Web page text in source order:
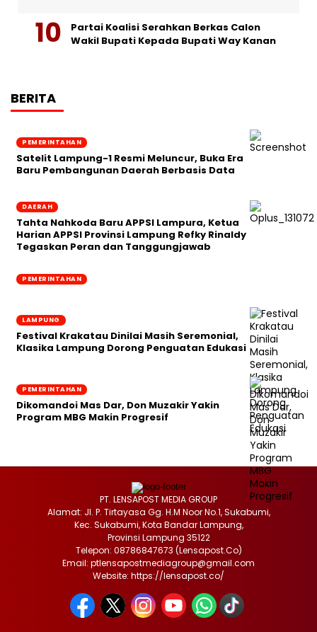
Partai Koalisi Serahkan Berkas Calon
Wakil Bupati Kepada Bupati Way Kanan
BERITA
PEMERINTAHAN
Satelit Lampung-1 Resmi Meluncur, Buka Era
Baru Pembangunan Daerah Berbasis Data
DAERAH
Tahta Nahkoda Baru APPSI Lampura, Ketua
Harian APPSI Provinsi Lampung Refky Rinaldy
Tegaskan Peran dan Tanggungjawab
PEMERINTAHAN
LAMPUNG
Festival Krakatau Dinilai Masih Seremonial,
Klasika Lampung Dorong Penguatan Edukasi
PEMERINTAHAN
Dikomandoi Mas Dar, Don Muzakir Yakin
Program MBG Makin Progresif
PT. LENSAPOST MEDIA GROUP
Alamat: Jl. P. Tirtayasa Gg. H.M Noor No.1, Sukabumi,
Kec. Sukabumi, Kota Bandar Lampung,
Provinsi Lampung 35122
Telepon: 08786847673 (Lensapost.Co)
Email: ptlensapostmediagroup@gmail.com
Website: https://lensapost.co/